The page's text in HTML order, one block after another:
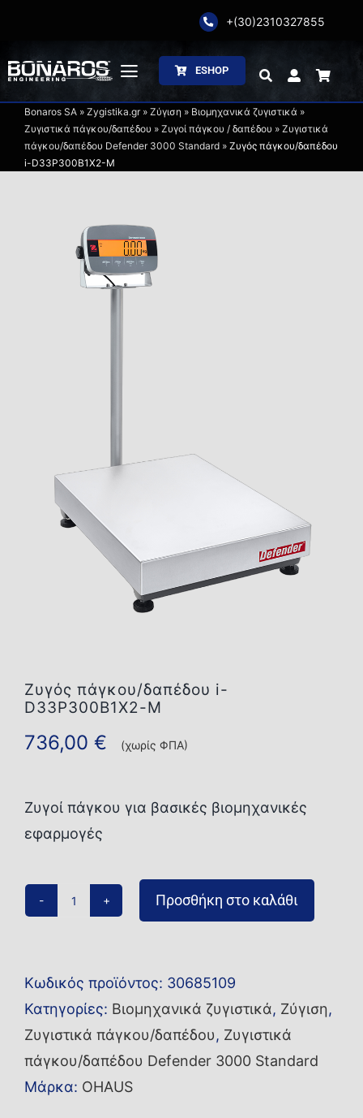
content
+(30)2310327855
Toggle
Navigation
Αρχική
Η Εταιρία
Συσκευασία
ESHOP
Bonaros SA» Zygistika.gr» Ζύγιση » Βιομηχανικά ζυγιστικά »
Ζυγιστικά πάγκου/δαπέδου » Ζυγοί πάγκου / δαπέδου » Ζυγιστικά
πάγκου/δαπέδου Defender 3000 Standard» Ζυγός πάγκου/δαπέδου
i-D33P300B1X2-M
Ζυγός πάγκου/δαπέδου i-
D33P300B1X2-M
736,00 € (χωρίς ΦΠΑ)
Ζυγοί πάγκου για βασικές βιομηχανικές
εφαρμογές
i-
D33P300B1X2-
M
ποσότητα
Προσθήκη στο καλάθι
Κωδικός προϊόντος: 30685109
Κατηγορίες: Βιομηχανικά ζυγιστικά, Ζύγιση,
Ζυγιστικά πάγκου/δαπέδου, Ζυγιστικά
πάγκου/δαπέδου Defender 3000 Standard
Μάρκα: OHAUS